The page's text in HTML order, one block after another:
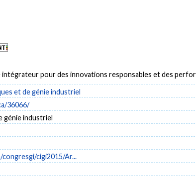
intégrateur pour des innovations responsables et des
et de génie industriel
36066/
génie industriel
cigi2015/Ar...